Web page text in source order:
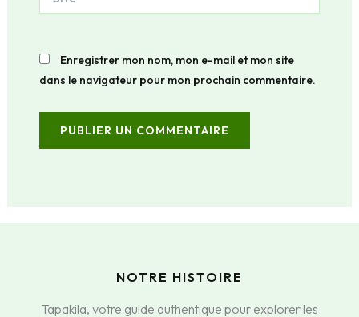
Enregistrer mon nom, mon e-mail et mon site
dans le navigateur pour mon prochain commentaire.
NOTRE HISTOIRE
Tapakila, votre guide authentique pour explorer les